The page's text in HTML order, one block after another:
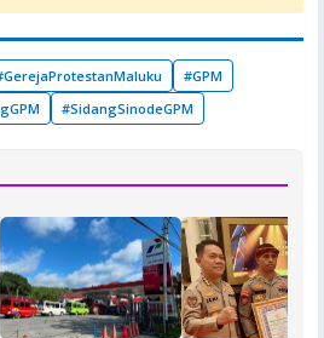
#GPM
#SidangSinodeGPM